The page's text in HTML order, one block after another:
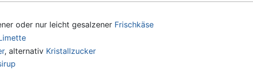
oder nur leicht gesalzener Frischkäse
, alternativ Kristallzucker